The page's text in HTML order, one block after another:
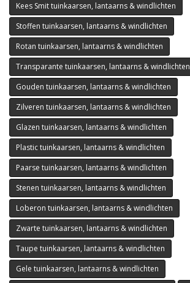
Kees Smit tuinkaarsen, lantaarns & windlichten
Stoffen tuinkaarsen, lantaarns & windlichten
Rotan tuinkaarsen, lantaarns & windlichten
Transparante tuinkaarsen, lantaarns & windlichten
Gouden tuinkaarsen, lantaarns & windlichten
Zilveren tuinkaarsen, lantaarns & windlichten
Glazen tuinkaarsen, lantaarns & windlichten
Plastic tuinkaarsen, lantaarns & windlichten
Paarse tuinkaarsen, lantaarns & windlichten
Stenen tuinkaarsen, lantaarns & windlichten
Loberon tuinkaarsen, lantaarns & windlichten
Zwarte tuinkaarsen, lantaarns & windlichten
Taupe tuinkaarsen, lantaarns & windlichten
Gele tuinkaarsen, lantaarns & windlichten